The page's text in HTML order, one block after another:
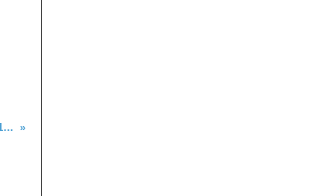
Saison théâtrale lyrique du printemps 1899